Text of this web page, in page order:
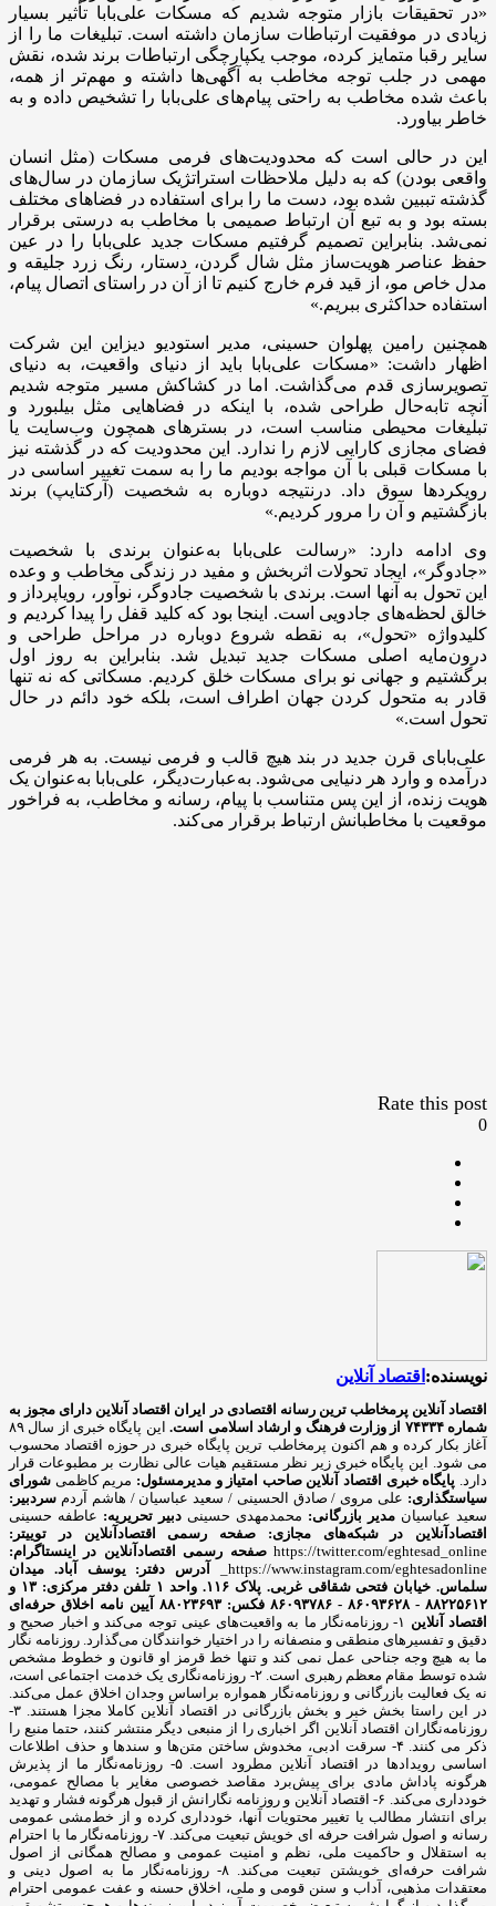
«در تحقیقات بازار متوجه شدیم که مسکات علی‌بابا تأثیر بسیار
زیادی در موفقیت ارتباطات سازمان داشته است. تبلیغات ما را از
سایر رقبا متمایز کرده، موجب یکپارچگی ارتباطات برند شده، نقش
مهمی در جلب توجه مخاطب به آگهی‌ها داشته و مهم‌تر از همه،
باعث شده مخاطب به راحتی پیام‌های علی‌بابا را تشخیص داده و به
خاطر بیاورد.
این در حالی است که محدودیت‌های فرمی مسکات (مثل انسان
واقعی بودن) که به دلیل ملاحظات استراتژیک سازمان در سال‌های
گذشته تببین شده بود، دست ما را برای استفاده در فضاهای مختلف
بسته بود و به تبع آن ارتباط صمیمی با مخاطب به درستی برقرار
نمی‌شد. بنابراین تصمیم گرفتیم مسکات جدید علی‌بابا را در عین
حفظ عناصر هویت‌ساز مثل شال گردن، دستار، رنگ زرد جلیقه و
مدل خاص مو، از قید فرم خارج کنیم تا از آن در راستای اتصال پیام،
استفاده حداکثری ببریم.»
همچنین رامین پهلوان حسینی، مدیر استودیو دیزاین این شرکت
اظهار داشت: «مسکات علی‌بابا باید از دنیای واقعیت، به دنیای
تصویرسازی قدم می‌گذاشت. اما در کشاکش مسیر متوجه شدیم
آنچه تابه‌حال طراحی شده، با اینکه در فضاهایی مثل بیلبورد و
تبلیغات محیطی مناسب است، در بسترهای همچون وب‌سایت یا
فضای مجازی کارایی لازم را ندارد. این محدودیت که در گذشته نیز
با مسکات قبلی با آن مواجه بودیم ما را به سمت تغییر اساسی در
رویکردها سوق داد. درنتیجه دوباره به شخصیت (آرکتایپ) برند
بازگشتیم و آن را مرور کردیم.»
وی ادامه دارد: «رسالت علی‌بابا به‌عنوان برندی با شخصیت
«جادوگر»، ایجاد تحولات اثربخش و مفید در زندگی مخاطب و وعده
این تحول به آنها است. برندی با شخصیت جادوگر، نوآور، رویاپرداز و
خالق لحظه‌های جادویی است. اینجا بود که کلید قفل را پیدا کردیم و
کلیدواژه «تحول»، به نقطه شروع دوباره در مراحل طراحی و
درون‌مایه اصلی مسکات جدید تبدیل شد. بنابراین به روز اول
برگشتیم و جهانی نو برای مسکات خلق کردیم. مسکاتی که نه تنها
قادر به متحول کردن جهان اطراف است، بلکه خود دائم در حال
تحول است.»
علی‌بابای قرن جدید در بند هیچ قالب و فرمی نیست. به هر فرمی
درآمده و وارد هر دنیایی می‌شود. به‌عبارت‌دیگر، علی‌بابا به‌عنوان یک
هویت زنده، از این پس متناسب با پیام، رسانه و مخاطب، به فراخور
موقعیت با مخاطبانش ارتباط برقرار می‌کند.
Rate this post
0
نویسنده: اقتصاد آنلاین
اقتصاد آنلاین پرمخاطب ترین رسانه اقتصادی در ایران اقتصاد آنلاین دارای مجوز به
شماره ۷۴۳۳۴ از وزارت فرهنگ و ارشاد اسلامی است.
این پایگاه خبری از سال ۸۹
آغاز بکار کرده و هم اکنون پرمخاطب ترین پایگاه خبری در حوزه اقتصاد محسوب
می شود. این پایگاه خبری زیر نظر مستقیم هیات عالی نظارت بر مطبوعات قرار
دارد. پایگاه خبری اقتصاد آنلاین صاحب امتیاز و مدیرمسئول: مریم کاظمی شورای
سیاستگذاری: علی مروی / صادق الحسینی / سعید عباسیان / هاشم آردم سردبیر:
سعید عباسیان مدیر بازرگانی: محمدمهدی حسینی دبیر تحریریه: عاطفه حسینی
اقتصادآنلاین در شبکه‌های مجازی:
صفحه رسمی اقتصادآنلاین در توییتر:
https://twitter.com/eghtesad_online صفحه رسمی اقتصادآنلاین در اینستاگرام:
https://www.instagram.com/eghtesadonline_
آدرس دفتر: یوسف آباد. میدان
سلماس. خیابان فتحی شقاقی غربی. پلاک ۱۱۶. واحد ۱
تلفن دفتر مرکزی: ۱۳ و
۸۸۲۲۵۶۱۲ - ۸۶۰۹۳۶۲۸ - ۸۶۰۹۳۷۸۶ فکس: ۸۸۰۲۳۶۹۳
آیین نامه اخلاق حرفه‌ای
اقتصاد آنلاین
۱- روزنامه‌نگار ما به واقعیت‌های عینی توجه می‌کند و اخبار صحیح و
دقیق و تفسیرهای منطقی و منصفانه را در اختیار خوانندگان می‌گذارد. روزنامه نگار
ما به هیچ وجه جناحی عمل نمی کند و تنها خط قرمز او قانون و خطوط مشخص
شده توسط مقام معظم رهبری است. ۲- روزنامه‌نگاری یک خدمت اجتماعی است،
نه یک فعالیت بازرگانی و روزنامه‌نگار همواره براساس وجدان اخلاق عمل می‌کند.
در این راستا بخش خبر و بخش بازرگانی در اقتصاد آنلاین کاملا مجزا هستند. ۳-
روزنامه‌نگاران اقتصاد آنلاین اگر اخباری را از منبعی دیگر منتشر کنند، حتما منبع را
ذکر می کنند. ۴- سرقت ادبی، مخدوش ساختن متن‌ها و سندها و حذف اطلاعات
اساسی رویدادها در اقتصاد آنلاین مطرود است. ۵- روزنامه‌نگار ما از پذیرش
هرگونه پاداش مادی برای پیش‌برد مقاصد خصوصی مغایر با مصالح عمومی،
خودداری می‌کند. ۶- اقتصاد آنلاین و روزنامه نگارانش از قبول هرگونه فشار و تهدید
برای انتشار مطالب یا تغییر محتویات آنها، خودداری کرده و از خط‌مشی عمومی
رسانه و اصول شرافت حرفه ای خویش تبعیت می‌کند. ۷- روزنامه‌نگار ما با احترام
به استقلال و حاکمیت ملی، نظم و امنیت عمومی و مصالح همگانی از اصول
شرافت حرفه‌ای خویشتن تبعیت می‌کند. ۸- روزنامه‌نگار ما به اصول دینی و
معتقدات مذهبی، آداب و سنن قومی و ملی، اخلاق حسنه و عفت عمومی احترام